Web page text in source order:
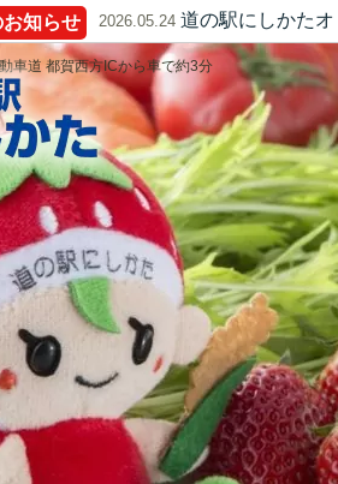
知らせ 2026.05.24 道の駅にしかた
車道 都賀西方ICから車で約3分